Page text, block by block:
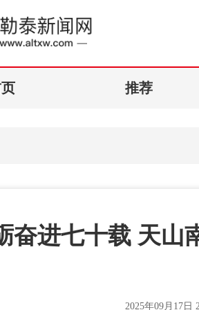
推荐
奋进七十载 天山
2025年09月17日